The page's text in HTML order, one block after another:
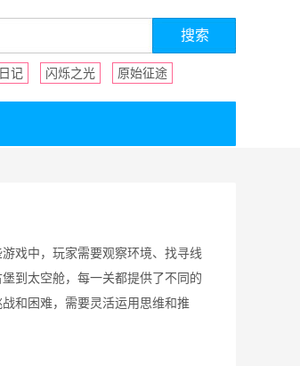
记 闪烁之光 原始征途
戏中，玩家需要观察环境、找寻线
到太空舱，每一关都提供了不同的
和困难，需要灵活运用思维和推